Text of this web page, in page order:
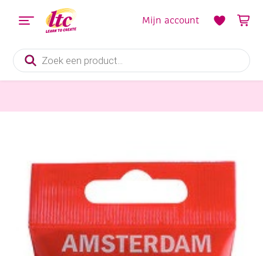
Producten
zoeken
Mijn account